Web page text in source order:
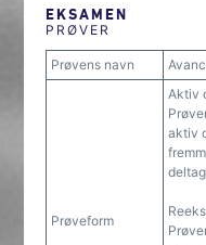
EKSAMEN
PRØVER
Prøvens navn
Prøveform
Aktiv
aktiv